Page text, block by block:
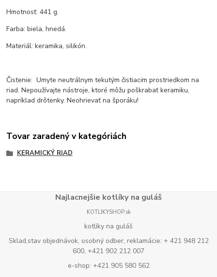
Hmotnosť: 441 g.
Farba: biela, hnedá.
Materiál: keramika, silikón.
Čistenie: Umyte neutrálnym tekutým čistiacim prostriedkom na
riad. Nepoužívajte nástroje, ktoré môžu poškrabať keramiku,
napríklad drôtenky. Neohrievať na šporáku!
Tovar zaradený v kategóriách
KERAMICKÝ RIAD
Najlacnejšie kotlíky na guláš
KOTLIKYSHOP.sk
kotlíky na guláš
Sklad,stav objednávok, osobný odber, reklamácie: + 421 948 212
600, +421 902 212 007
e-shop: +421 905 580 562